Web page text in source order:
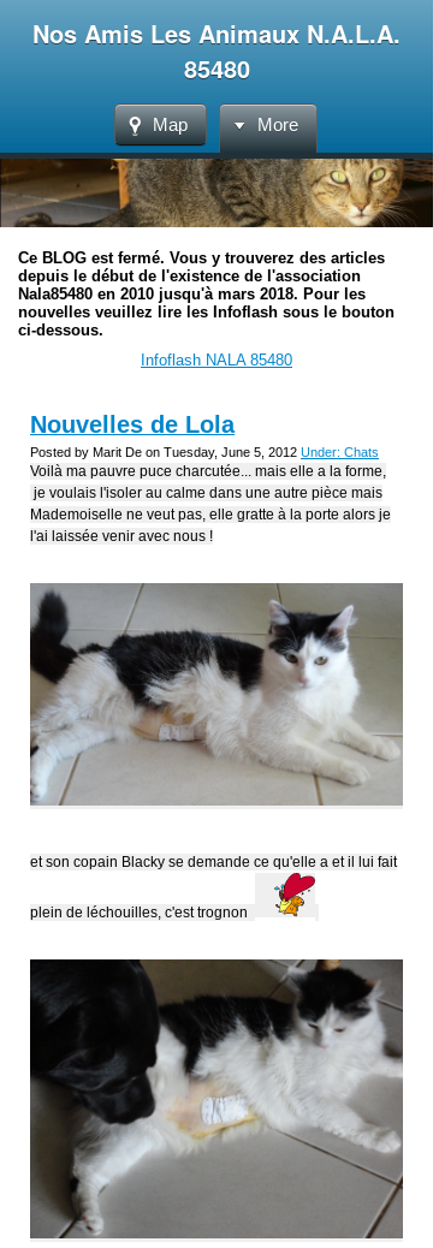
Nos Amis Les Animaux N.A.L.A.
85480
Map More
Ce BLOG est fermé. Vous y trouverez des articles
depuis le début de l'existence de l'association
Nala85480 en 2010 jusqu'à mars 2018. Pour les
nouvelles veuillez lire les Infoflash sous le bouton
ci-dessous.
Infoflash NALA 85480
Nouvelles de Lola
Posted by Marit De on Tuesday, June 5, 2012 Under: Chats
Voilà ma pauvre puce charcutée... mais elle a la forme,
je voulais l'isoler au calme dans une autre pièce mais
Mademoiselle ne veut pas, elle gratte à la porte alors je
l'ai laissée venir avec nous !
et son copain Blacky se demande ce qu'elle a et il lui fait
plein de léchouilles, c'est trognon